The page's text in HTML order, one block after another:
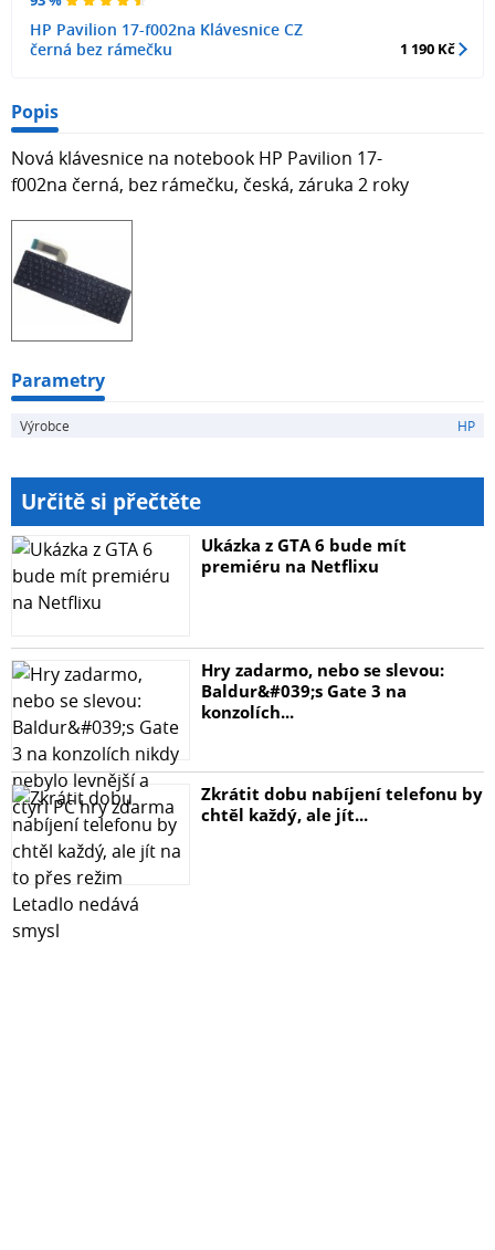
HP Pavilion 17-f002na Klávesnice CZ
černá bez rámečku
1 190 Kč
Popis
Nová klávesnice na notebook HP Pavilion 17-
f002na černá, bez rámečku, česká, záruka 2 roky
Parametry
Výrobce HP
Určitě si přečtěte
Ukázka z GTA 6 bude mít
premiéru na Netflixu
Hry zadarmo, nebo se slevou:
Baldur&#039;s Gate 3 na
konzolích...
Zkrátit dobu nabíjení telefonu by
chtěl každý, ale jít...